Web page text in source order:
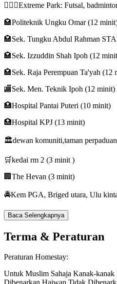
🏃🏿‍♂Extreme Park: Futsal,
🏩Politeknik Ungku Omar (12
🏩Sek. Tungku Abdul Rahman
🏩Sek. Izzuddin Shah Ipoh (12
🏩Sek. Raja Perempuan Ta'yah (12
🏬Sek. Men. Teknik Ipoh (12 minit)
🏥Hospital Pantai Puteri (10 minit)
🏥Hospital KPJ (13 minit)
🏛dewan komuniti,taman
🛒kedai rm 2 (3 minit )
🏢The Hevan (3 minit)
🚔Kem PGA, Briged utara, Ulu
Baca Selengkapnya
Terma & Peraturan
Peraturan Homestay:
Untuk Muslim Sahaja Kanak-kanak